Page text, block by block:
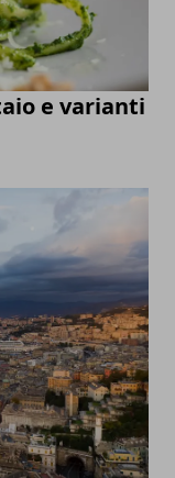
e varianti